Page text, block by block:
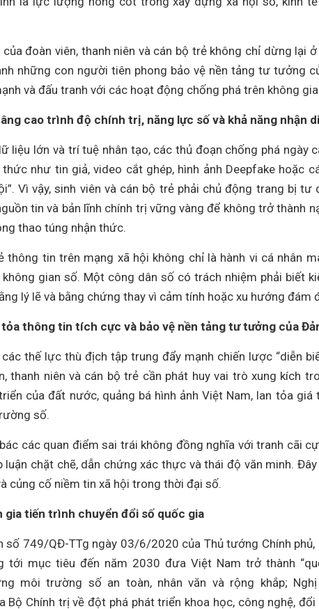
đoàn viên, thanh niên và cán bộ trẻ không chỉ dừng lại
những con người tiên phong bảo vệ nền tảng tư tưởng
và đấu tranh với các hoạt động chống phá trên không
cao trình độ chính trị, năng lực số và khả năng nhận
liệu lớn và trí tuệ nhân tạo, các thủ đoạn chống phá ngày
như tin giả, video cắt ghép, hình ảnh Deepfake hoặc
Vì vậy, sinh viên và cán bộ trẻ phải chủ động trang bị tư
tin và bản lĩnh chính trị vững vàng để không trở thành
thao túng nhận thức.
thông tin trên mạng xã hội không chỉ là hành vi cá nhân
gian số. Một công dân số có trách nhiệm phải biết
lý lẽ và bằng chứng thay vì cảm tính hoặc xu hướng đám
thông tin tích cực và bảo vệ nền tảng tư tưởng của
thế lực thù địch tập trung đẩy mạnh chiến lược “diễn
thanh niên và cán bộ trẻ cần phát huy vai trò xung kích
của đất nước, quảng bá hình ảnh Việt Nam, lan tỏa giá
số.
các quan điểm sai trái không đồng nghĩa với tranh cãi
luận chặt chẽ, dẫn chứng xác thực và thái độ văn minh.
củng cố niềm tin xã hội trong thời đại số.
gia tiến trình chuyển đổi số quốc gia
số 749/QĐ-TTg ngày 03/6/2020 của Thủ tướng Chính
tới mục tiêu đến năm 2030 đưa Việt Nam trở thành
môi trường số an toàn, nhân văn và rộng khắp;
Chính trị về đột phá phát triển khoa học, công nghệ,